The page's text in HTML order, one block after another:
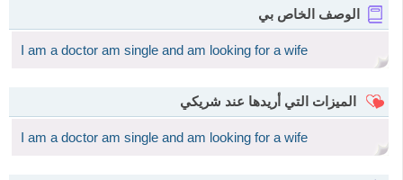
الوصف الخاص بي
I am a doctor am single and am looking for a wife
الميزات التي أريدها عند شريكي
I am a doctor am single and am looking for a wife